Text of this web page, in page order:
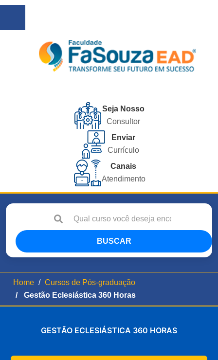
Seja Nosso
Consultor
Enviar
Currículo
Canais
Atendimento
BUSCAR
Home
Cursos de Pós-graduação
Gestão Eclesiástica 360 Horas
GESTÃO ECLESIÁSTICA 360 HORAS